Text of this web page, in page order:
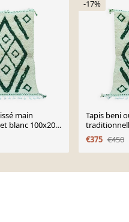
main
blanc 100x200
-17%
Tapis beni
150/250 cm
€375 €450